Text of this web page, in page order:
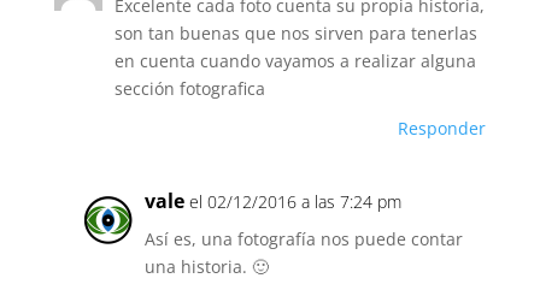
Excelente cada foto cuenta su propia historia,
son tan buenas que nos sirven para tenerlas
en cuenta cuando vayamos a realizar alguna
sección fotografica
Responder
vale el 02/12/2016 a las 7:24 pm
Así es, una fotografía nos puede contar
una historia. 🙂